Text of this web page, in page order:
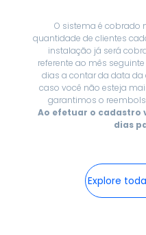
O sistema é cobrado
quantidade de clientes
instalação já será
referente ao mês
dias a contar da data
caso você não esteja
garantimos o
Ao efetuar o cadastro
dias
Explore